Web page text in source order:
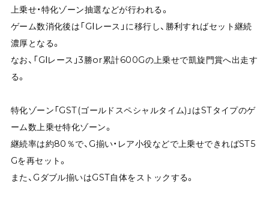
上乗せ・特化ゾーン抽選などが行われる。
ゲーム数消化後は「GⅠレース」に移行し、勝利すればセット継続
濃厚となる。
なお、「GⅠレース」3勝or累計600Gの上乗せで凱旋門賞へ出走す
る。
特化ゾーン「GST(ゴールドスペシャルタイム)」はSTタイプのゲ
ーム数上乗せ特化ゾーン。
継続率は約80％で、G揃い・レア小役などで上乗せできればST5
Gを再セット。
また、Gダブル揃いはGST自体をストックする。